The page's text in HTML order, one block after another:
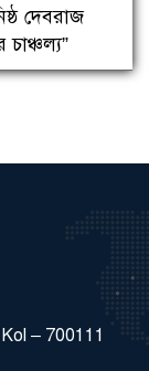
দেবরাজ
– 700111